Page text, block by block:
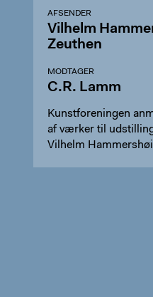
AFSENDER
Vilhelm
Zeuthen
MODTAGER
C.R. Lamm
Kunstforeningen
af værker til
Vilhelm